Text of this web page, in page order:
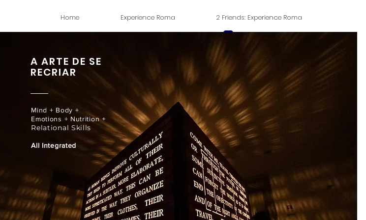
Home Experience Roma 2 Friends: Experience Roma
A ARTE DE SE
RECRIAR
Mind + Body +
Emotions + Nutrition​ +
Relational Skills
All Integrated